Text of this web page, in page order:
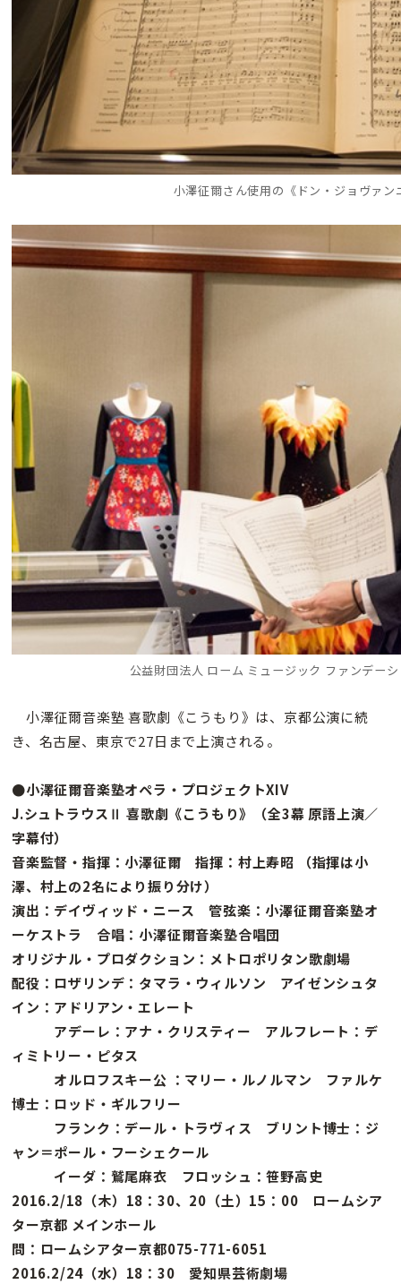
小澤征爾さん使用の《ドン・ジョヴァン
公益財団法人 ローム ミュージック ファンデー
小澤征爾音楽塾 喜歌劇《こうもり》は、京都公演に続
き、名古屋、東京で27日まで上演される。
●小澤征爾音楽塾オペラ・プロジェクトXIV
J.シュトラウスⅡ 喜歌劇《こうもり》（全3幕 原語上演／
字幕付）
音楽監督・指揮：小澤征爾 指揮：村上寿昭 （指揮は小
澤、村上の2名により振り分け）
演出：デイヴィッド・ニース 管弦楽：小澤征爾音楽塾オ
ーケストラ 合唱：小澤征爾音楽塾合唱団
オリジナル・プロダクション：メトロポリタン歌劇場
配役：ロザリンデ：タマラ・ウィルソン アイゼンシュタ
イン：アドリアン・エレート
アデーレ：アナ・クリスティー アルフレート：デ
ィミトリー・ピタス
オルロフスキー公 ：マリー・ルノルマン ファルケ
博士：ロッド・ギルフリー
フランク：デール・トラヴィス ブリント博士：ジ
ャン＝ポール・フーシェクール
イーダ：鷲尾麻衣 フロッシュ：笹野高史
2016.2/18（木）18：30、20（土）15：00 ロームシア
ター京都 メインホール
問：ロームシアター京都075-771-6051
2016.2/24（水）18：30 愛知県芸術劇場